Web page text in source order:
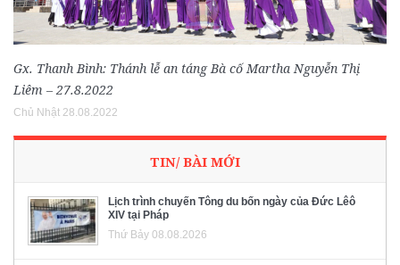
Gx. Thanh Bình: Thánh lễ an táng Bà cố Martha Nguyễn Thị
Liêm – 27.8.2022
Chủ Nhật 28.08.2022
TIN/ BÀI MỚI
Lịch trình chuyến Tông du bốn ngày của Đức Lêô
XIV tại Pháp
Thứ Bảy 08.08.2026